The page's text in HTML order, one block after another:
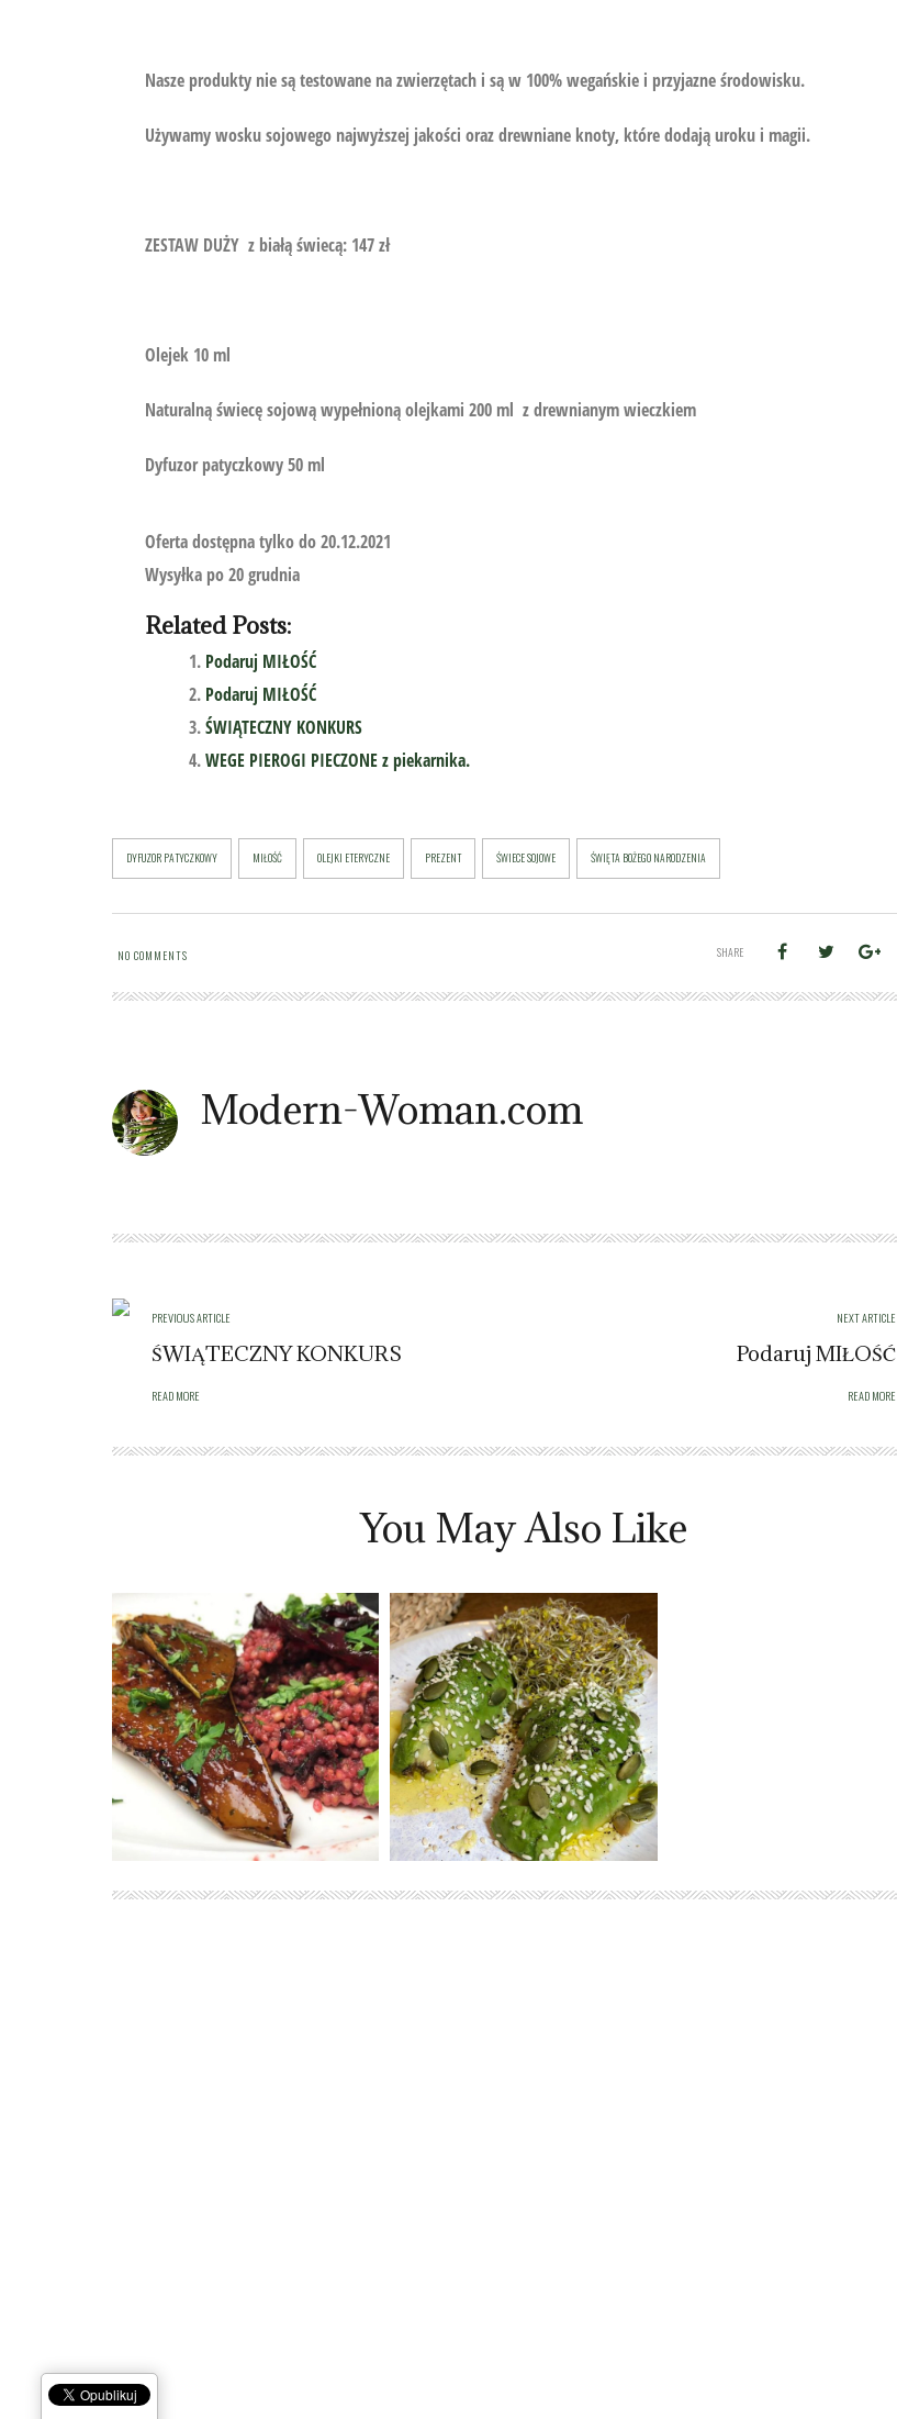
Nasze produkty nie są testowane na zwierzętach i są w 100% wegańskie i przyjazne środowisku.
Używamy wosku sojowego najwyższej jakości oraz drewniane knoty, które dodają uroku i magii.
ZESTAW DUŻY z białą świecą: 147 zł
Olejek 10 ml
Naturalną świecę sojową wypełnioną olejkami 200 ml z drewnianym wieczkiem
Dyfuzor patyczkowy 50 ml
Oferta dostępna tylko do 20.12.2021
Wysyłka po 20 grudnia
Related Posts:
Podaruj MIŁOŚĆ
Podaruj MIŁOŚĆ
ŚWIĄTECZNY KONKURS
WEGE PIEROGI PIECZONE z piekarnika.
DYFUZOR PATYCZKOWY MIŁOŚĆ OLEJKI ETERYCZNE PREZENT ŚWIECE SOJOWE ŚWIĘTA BOŻEGO NARODZENIA
NO COMMENTS SHARE
Modern-Woman.com
PREVIOUS ARTICLE
ŚWIĄTECZNY KONKURS
READ MORE
NEXT ARTICLE
Podaruj MIŁOŚĆ
READ MORE
You May Also Like